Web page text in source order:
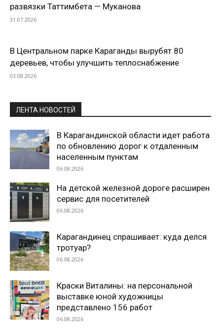
развязки Таттимбета — Муканова
31.07.2026
В Центральном парке Караганды вырубят 80
деревьев, чтобы улучшить теплоснабжение
03.08.2026
ЛЕНТА НОВОСТЕЙ
В Карагандинской области идет работа
по обновлению дорог к отдаленным
населенным пунктам
06.08.2026
На детской железной дороге расширен
сервис для посетителей
06.08.2026
Карагандинец спрашивает: куда делся
тротуар?
06.08.2026
Краски Виталины: на персональной
выставке юной художницы
представлено 156 работ
06.08.2026